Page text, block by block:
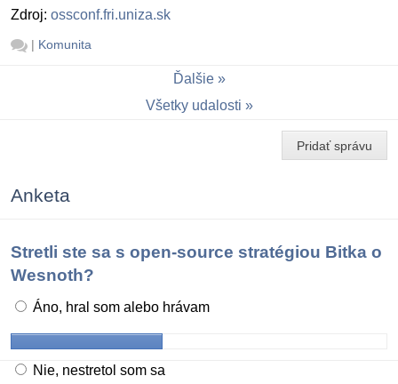
Zdroj: ossconf.fri.uniza.sk
| Komunita
Ďalšie
Všetky udalosti
Pridať správu
Anketa
Stretli ste sa s open-source stratégiou Bitka o
Wesnoth?
Áno, hral som alebo hrávam
Nie, nestretol som sa